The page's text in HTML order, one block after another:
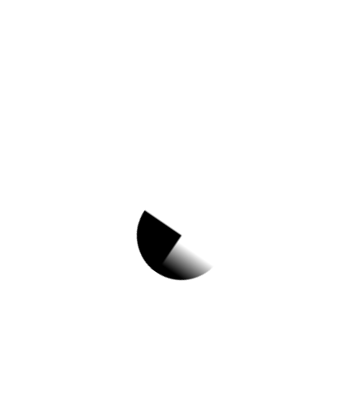
서초구 IT교육센터
11월 구민정보화교
실 수강생 모집안내